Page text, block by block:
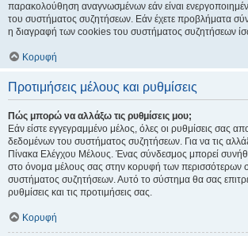
παρακολούθηση αναγνωσμένων εάν είναι
του συστήματος συζητήσεων. Εάν έχετε προβλήματα
η διαγραφή των cookies του συστήματος συζητήσεων
Κορυφή
Προτιμήσεις μέλους και ρυθμίσεις
Πώς μπορώ να αλλάξω τις ρυθμίσεις μου;
Εάν είστε εγγεγραμμένο μέλος, όλες οι ρυθμίσεις σας
δεδομένων του συστήματος συζητήσεων. Για να τις
Πίνακα Ελέγχου Μέλους. Ένας σύνδεσμος μπορεί
στο όνομα μέλους σας στην κορυφή των περισσότερων
συστήματος συζητήσεων. Αυτό το σύστημα θα σας
ρυθμίσεις και τις προτιμήσεις σας.
Κορυφή